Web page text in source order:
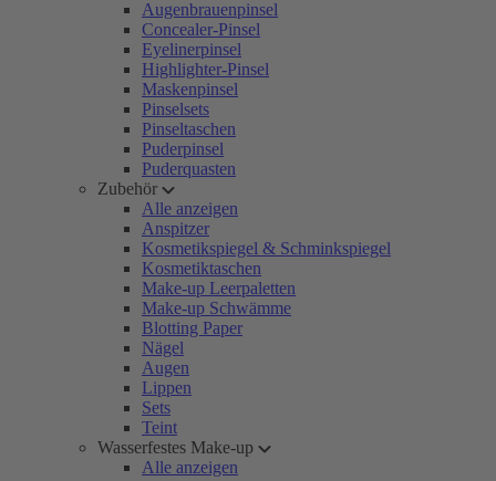
Augenbrauenpinsel
Concealer-Pinsel
Eyelinerpinsel
Highlighter-Pinsel
Maskenpinsel
Pinselsets
Pinseltaschen
Puderpinsel
Puderquasten
Zubehör
Alle anzeigen
Anspitzer
Kosmetikspiegel & Schminkspiegel
Kosmetiktaschen
Make-up Leerpaletten
Make-up Schwämme
Blotting Paper
Nägel
Augen
Lippen
Sets
Teint
Wasserfestes Make-up
Alle anzeigen